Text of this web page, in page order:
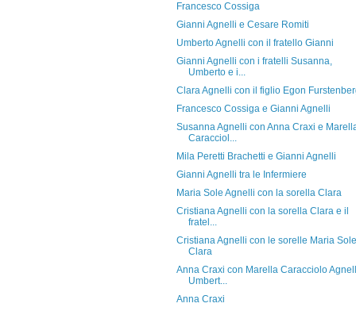
Francesco Cossiga
Gianni Agnelli e Cesare Romiti
Umberto Agnelli con il fratello Gianni
Gianni Agnelli con i fratelli Susanna,
Umberto e i...
Clara Agnelli con il figlio Egon
Francesco Cossiga e Gianni Agnelli
Susanna Agnelli con Anna Craxi e
Caracciol...
Mila Peretti Brachetti e Gianni Agnelli
Gianni Agnelli tra le Infermiere
Maria Sole Agnelli con la sorella Clara
Cristiana Agnelli con la sorella Clara e il
fratel...
Cristiana Agnelli con le sorelle Maria
Clara
Anna Craxi con Marella Caracciolo
Umbert...
Anna Craxi